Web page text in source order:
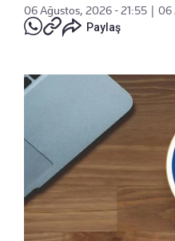
06 Ağustos, 2026 - 21:55 | 06
Paylaş